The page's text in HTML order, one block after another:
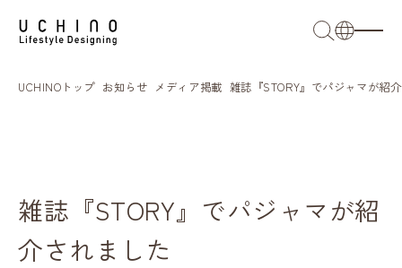
繁体語
UCHINOトップ お知らせ メディア掲載 雑誌『STORY』でパジャマが紹
雑誌『STORY』でパジャマが紹
介されました